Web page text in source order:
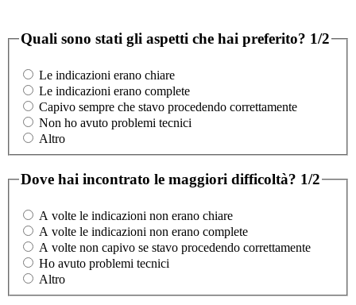
Quali sono stati gli aspetti che hai preferito? 1/2
Le indicazioni erano chiare
Le indicazioni erano complete
Capivo sempre che stavo procedendo correttamente
Non ho avuto problemi tecnici
Altro
Dove hai incontrato le maggiori difficoltà? 1/2
A volte le indicazioni non erano chiare
A volte le indicazioni non erano complete
A volte non capivo se stavo procedendo correttamente
Ho avuto problemi tecnici
Altro